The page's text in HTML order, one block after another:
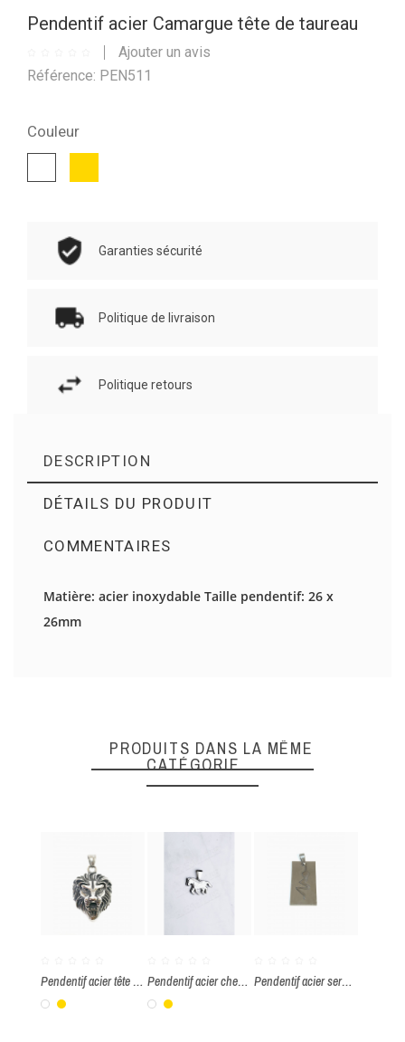
Pendentif acier Camargue tête de taureau
Ajouter un avis
Référence: PEN511
Couleur
Garanties sécurité
Politique de livraison
Politique retours
DESCRIPTION
DÉTAILS DU PRODUIT
COMMENTAIRES
Matière: acier inoxydable Taille pendentif: 26 x
26mm
Il n'y a pas d'avis en ce moment.
ENVOYER
PRODUITS DANS LA MÊME
CATÉGORIE
Pendentif acier tête de lion
Blanc
Or
Pendentif acier cheval
Blanc
Or
Pendentif acier serpent